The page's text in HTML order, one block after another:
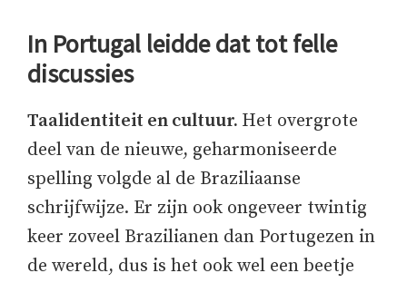
In Portugal leidde dat tot felle
discussies
Taalidentiteit en cultuur. Het overgrote
deel van de nieuwe, geharmoniseerde
spelling volgde al de Braziliaanse
schrijfwijze. Er zijn ook ongeveer twintig
keer zoveel Brazilianen dan Portugezen in
de wereld, dus is het ook wel een beetje